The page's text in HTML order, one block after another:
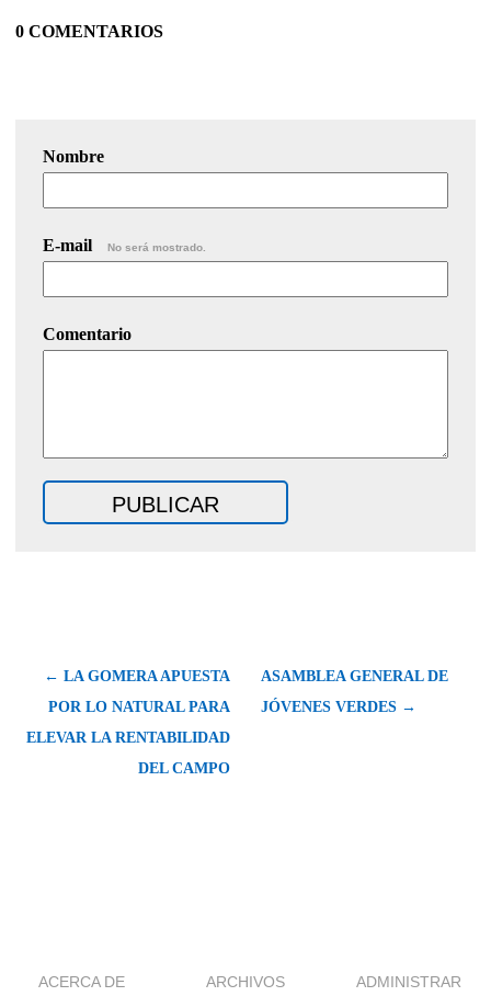
0 COMENTARIOS
Nombre
E-mail No será mostrado.
Comentario
← LA GOMERA APUESTA
POR LO NATURAL PARA
ELEVAR LA RENTABILIDAD
DEL CAMPO
ASAMBLEA GENERAL DE
JÓVENES VERDES →
ACERCA DE ARCHIVOS ADMINISTRAR